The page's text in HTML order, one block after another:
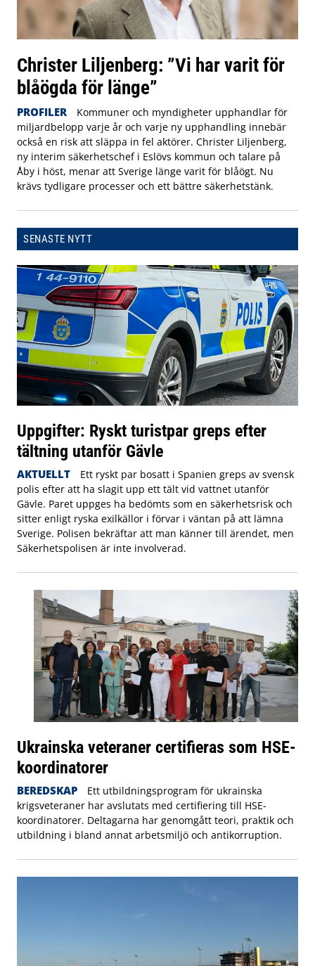
Christer Liljenberg: ”Vi har varit för
blåögda för länge”
PROFILER
Kommuner och myndigheter upphandlar för
miljardbelopp varje år och varje ny upphandling innebär
också en risk att släppa in fel aktörer. Christer Liljenberg,
ny interim säkerhetschef i Eslövs kommun och talare på
Åby i höst, menar att Sverige länge varit för blåögt. Nu
krävs tydligare processer och ett bättre säkerhetstänk.
SENASTE NYTT
Uppgifter: Ryskt turistpar greps efter
tältning utanför Gävle
AKTUELLT
Ett ryskt par bosatt i Spanien greps av svensk
polis efter att ha slagit upp ett tält vid vattnet utanför
Gävle. Paret uppges ha bedömts som en säkerhetsrisk och
sitter enligt ryska exilkällor i förvar i väntan på att lämna
Sverige. Polisen bekräftar att man känner till ärendet, men
Säkerhetspolisen är inte involverad.
Ukrainska veteraner certifieras som HSE-
koordinatorer
BEREDSKAP
Ett utbildningsprogram för ukrainska
krigsveteraner har avslutats med certifiering till HSE-
koordinatorer. Deltagarna har genomgått teori, praktik och
utbildning i bland annat arbetsmiljö och antikorruption.